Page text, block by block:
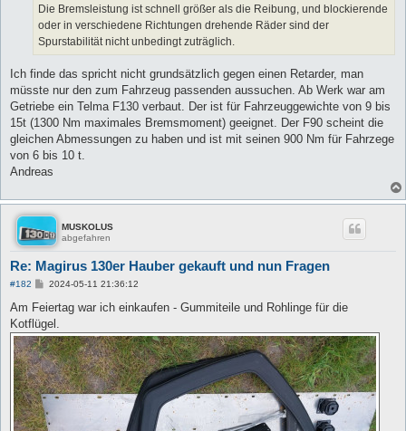
Die Bremsleistung ist schnell größer als die Reibung, und blockierende
oder in verschiedene Richtungen drehende Räder sind der
Spurstabilität nicht unbedingt zuträglich.
Ich finde das spricht nicht grundsätzlich gegen einen Retarder, man
müsste nur den zum Fahrzeug passenden aussuchen. Ab Werk war am
Getriebe ein Telma F130 verbaut. Der ist für Fahrzeuggewichte von 9 bis
15t (1300 Nm maximales Bremsmoment) geeignet. Der F90 scheint die
gleichen Abmessungen zu haben und ist mit seinen 900 Nm für Fahrzege
von 6 bis 10 t.
Andreas
MUSKOLUS
abgefahren
Re: Magirus 130er Hauber gekauft und nun Fragen
#182
B
i
r
a
g
2024-05-11 21:36:12
Am Feiertag war ich einkaufen - Gummiteile und Rohlinge für die
Kotflügel.